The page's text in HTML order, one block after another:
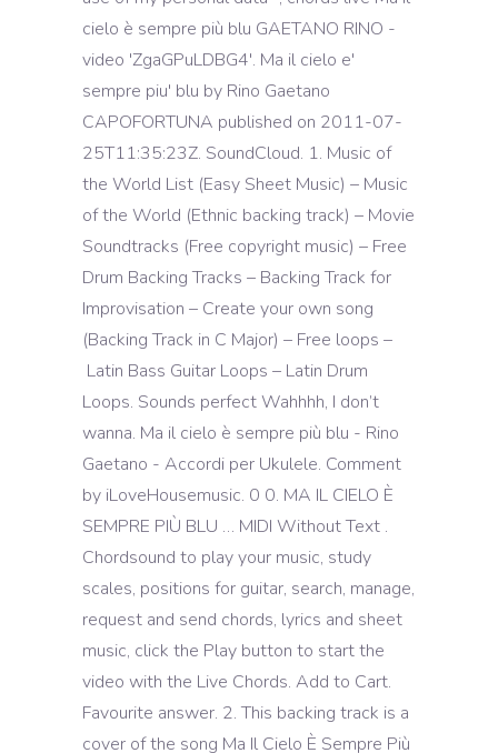
cielo è sempre più blu GAETANO RINO -
video 'ZgaGPuLDBG4'. Ma il cielo e'
sempre piu' blu by Rino Gaetano
CAPOFORTUNA published on 2011-07-
25T11:35:23Z. SoundCloud. 1. Music of
the World List (Easy Sheet Music) – Music
of the World (Ethnic backing track) – Movie
Soundtracks (Free copyright music) – Free
Drum Backing Tracks – Backing Track for
Improvisation – Create your own song
(Backing Track in C Major) – Free loops –
Latin Bass Guitar Loops – Latin Drum
Loops. Sounds perfect Wahhhh, I don’t
wanna. Ma il cielo è sempre più blu - Rino
Gaetano - Accordi per Ukulele. Comment
by iLoveHousemusic. 0 0. MA IL CIELO È
SEMPRE PIÙ BLU … MIDI Without Text .
Chordsound to play your music, study
scales, positions for guitar, search, manage,
request and send chords, lyrics and sheet
music, click the Play button to start the
video with the Live Chords. Add to Cart.
Favourite answer. 2. This backing track is a
cover of the song Ma Il Cielo È Sempre Più